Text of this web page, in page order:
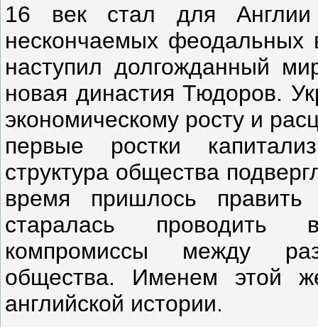
16 век стал для
нескончаемых феодальных
наступил долгожданный
новая династия Тюдоров.
экономическому росту и
первые ростки
структура общества
время пришлось править
старалась проводить
компромиссы между
общества. Именем этой
английской истории.